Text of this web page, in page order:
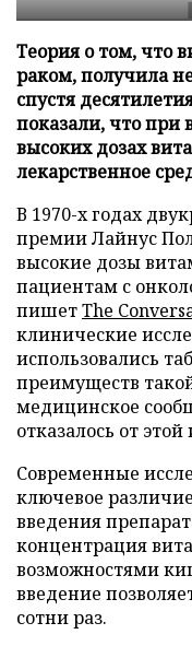
Теория о том, что
раком, получила
спустя
показали, что при
высоких дозах
лекарственное
В 1970-х годах
премии Лайнус
высокие дозы
пациентам с
пишетThe
клинические
использовались
преимуществ
медицинское
отказалось от этой
Современные
ключевое
введения
концентрация
возможностями
введение
сотни раз.